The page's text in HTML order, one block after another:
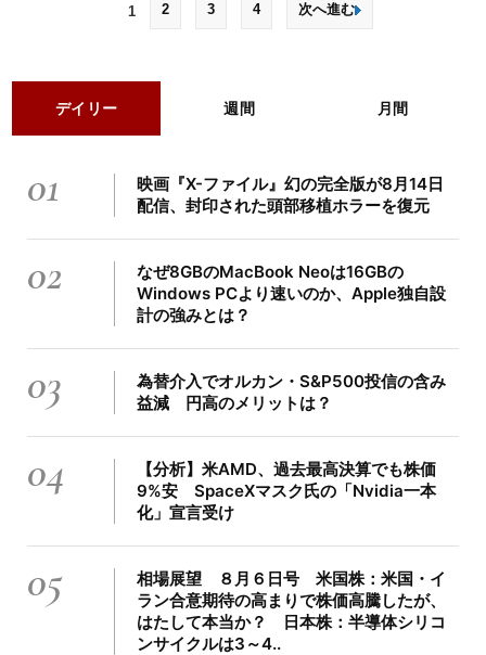
1 2 3 4 次へ進む
デイリー 週間 月間
01
映画『X-ファイル』幻の完全版が8月14日
配信、封印された頭部移植ホラーを復元
02
なぜ8GBのMacBook Neoは16GBの
Windows PCより速いのか、Apple独自設
計の強みとは？
03
為替介入でオルカン・S&P500投信の含み
益減 円高のメリットは？
04
【分析】米AMD、過去最高決算でも株価
9%安 SpaceXマスク氏の「Nvidia一本
化」宣言受け
05
相場展望 ８月６日号 米国株：米国・イ
ラン合意期待の高まりで株価高騰したが、
はたして本当か？ 日本株：半導体シリコ
ンサイクルは3～4..